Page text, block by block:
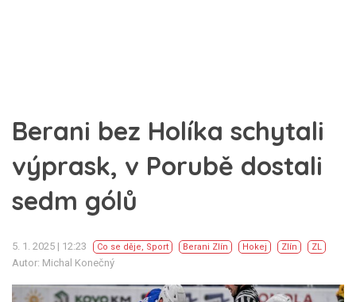
Berani bez Holíka schytali
výprask, v Porubě dostali
sedm gólů
5. 1. 2025 | 12:23 Co se děje, Sport Berani Zlín Hokej Zlín ZL
Autor: Michal Konečný